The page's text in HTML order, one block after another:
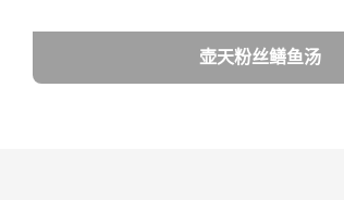
壶天粉丝鳝鱼汤